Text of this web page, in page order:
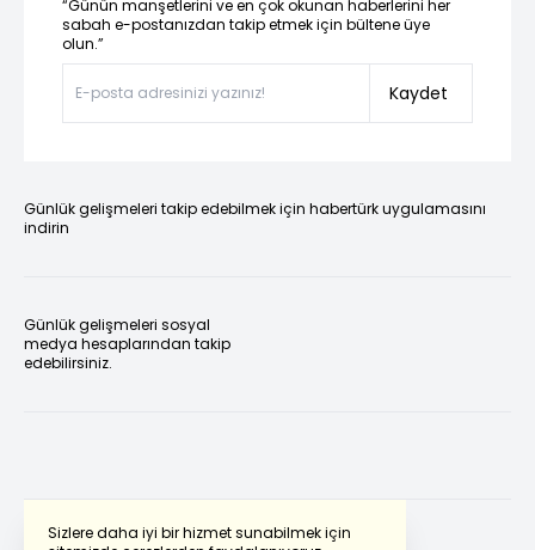
Sizlere daha iyi bir hizmet sunabilmek için
“Günün manşetlerini ve en çok okunan haberlerini her
sabah e-postanızdan takip etmek için bültene üye
olun.”
Kaydet
Günlük gelişmeleri takip edebilmek için habertürk uygulamasını
indirin
Günlük gelişmeleri sosyal
medya hesaplarından takip
edebilirsiniz.